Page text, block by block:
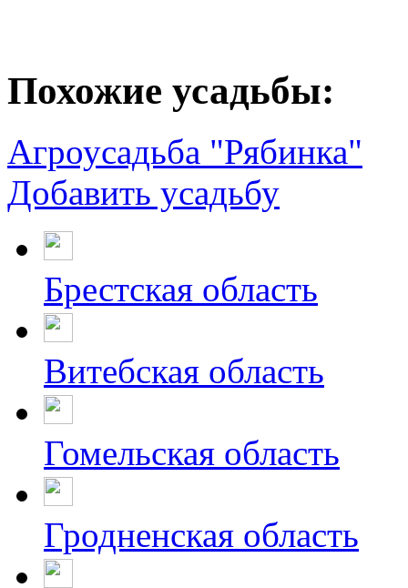
Похожие усадьбы:
Агроусадьба "Рябинка"
Добавить усадьбу
Брестская область
Витебская область
Гомельская область
Гродненская область